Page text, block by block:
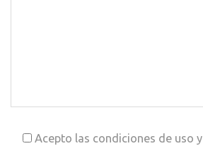
Acepto las condiciones de uso y